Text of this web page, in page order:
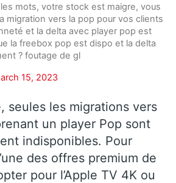
mots, votre stock est maigre, vous
migration vers la pop pour vos clients
et la delta avec player pop est
la freebox pop est dispo et la delta
? foutage de gl
15, 2023
seules les migrations vers
un player Pop sont
indisponibles. Pour
des offres premium de
pour l’Apple TV 4K ou